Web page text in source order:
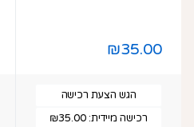
₪35.00
הגש הצעת רכישה
רכישה מיידית:₪35.00